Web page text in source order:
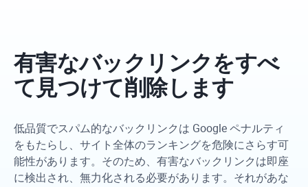
有害なバックリンクをすべ
て見つけて削除します
低品質でスパム的なバックリンクは Google ペナルティ
をもたらし、サイト全体のランキングを危険にさらす可
能性があります。そのため、有害なバックリンクは即座
に検出され、無力化される必要があります。それがあな